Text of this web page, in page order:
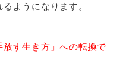
ようになります。
す生き方」への転換で